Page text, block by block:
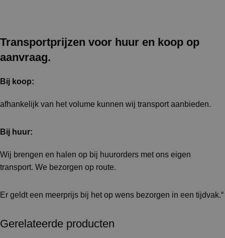
Transportprijzen voor huur en koop op
aanvraag.
Bij koop:
afhankelijk van het volume kunnen wij transport aanbieden.
Bij huur:
Wij brengen en halen op bij huurorders met ons eigen
transport. We bezorgen op route.
Er geldt een meerprijs bij het op wens bezorgen in een tijdvak.“
Gerelateerde producten